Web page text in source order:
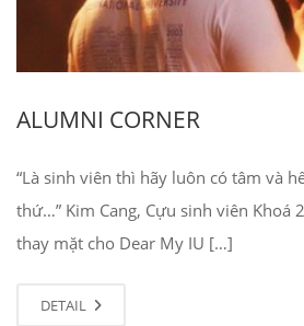
ALUMNI CORNER
“Là sinh viên thì hãy luôn có tâm và
thứ…” Kim Cang, Cựu sinh viên Khoá
thay mặt cho Dear My IU […]
DETAIL